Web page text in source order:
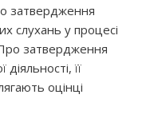
затвердження
слухань у процесі
затвердження
її
оцінці